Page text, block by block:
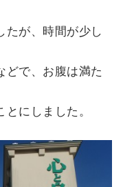
たが、時間が少し
どで、お腹は満た
にしました。